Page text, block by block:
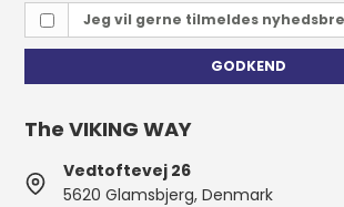
Jeg vil gerne tilmeldes
GODKEND
The VIKING WAY
Vedtoftevej 26
5620 Glamsbjerg, Denmark